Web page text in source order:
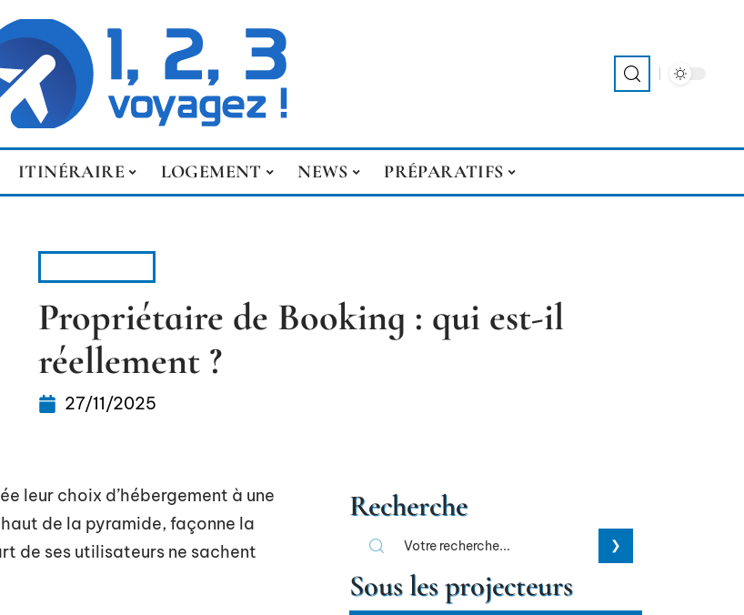
ITINÉRAIRE LOGEMENT NEWS PRÉPARATIFS
Propriétaire de Booking : qui est-il
réellement ?
27/11/2025
leur choix d’hébergement à une
de la pyramide, façonne la
de ses utilisateurs ne sachent
Recherche
Sous les projecteurs